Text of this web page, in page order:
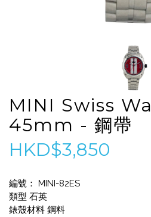
MINI Swiss
45mm - 鋼帶
HKD$3,850
編號： MINI-82ES
類型 石英
錶殼材料 鋼料